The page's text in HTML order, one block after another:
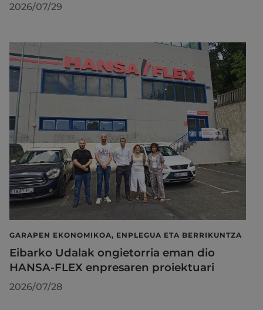
2026/07/29
GARAPEN EKONOMIKOA, ENPLEGUA ETA BERRIKUNTZA
Eibarko Udalak ongietorria eman dio
HANSA-FLEX enpresaren proiektuari
2026/07/28